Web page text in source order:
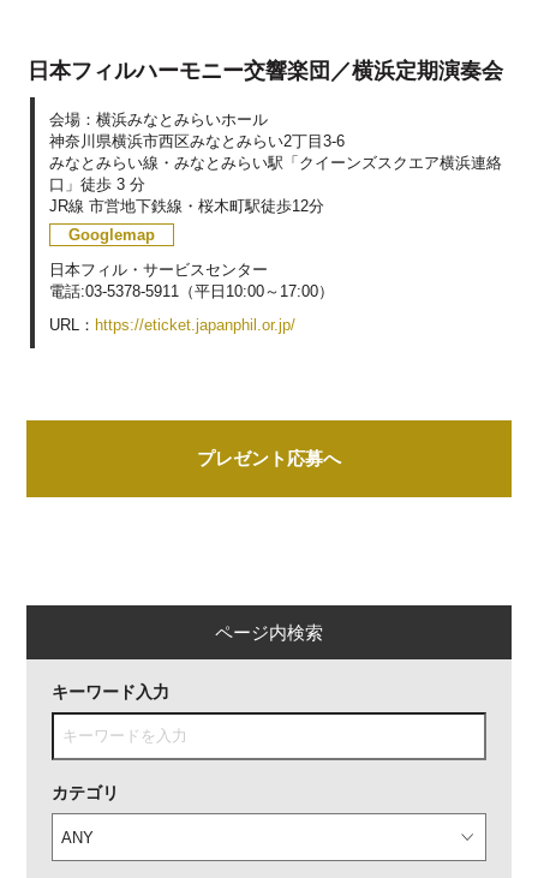
日本フィルハーモニー交響楽団／横浜定期演奏会
会場：横浜みなとみらいホール
神奈川県横浜市西区みなとみらい2丁目3-6
みなとみらい線・みなとみらい駅「クイーンズスクエア横浜連絡
口」徒歩 3 分
JR線 市営地下鉄線・桜木町駅徒歩12分
Googlemap
日本フィル・サービスセンター
電話:03-5378-5911（平日10:00～17:00）
URL： https://eticket.japanphil.or.jp/
プレゼント応募へ
ページ内検索
キーワード入力
カテゴリ